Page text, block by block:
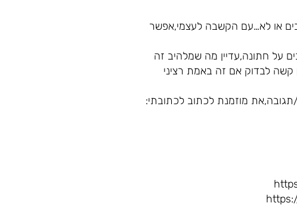
או לא…עם הקשבה לעצמי,אפשר
בגיל מוקדם גם אם חושבים על חתונה,עדיין מה שמלהיב זה
קשה לבדוק אם זה באמת רציני
מוזמנת לכתוב לכתובתי: